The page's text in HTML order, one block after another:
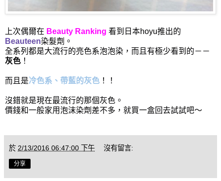
上次偶爾在 Beauty Ranking 看到日本hoyu推出的
Beauteen染髮劑。
全系列都是大流行的亮色系泡泡染，而且有極少看到的－－
灰色 ！
而且是冷色系、帶藍的灰色 ！！
沒錯就是現在最流行的那個灰色。
價錢和一般家用泡沫染劑差不多，就買一盒回去試試吧～
於 2/13/2016 06:47:00 下午 沒有留言:
分享